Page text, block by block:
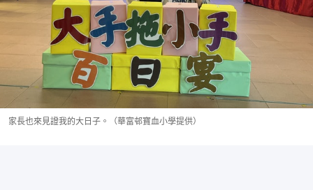
家長也來見證我的大日子。（華富邨寶血小學提供）